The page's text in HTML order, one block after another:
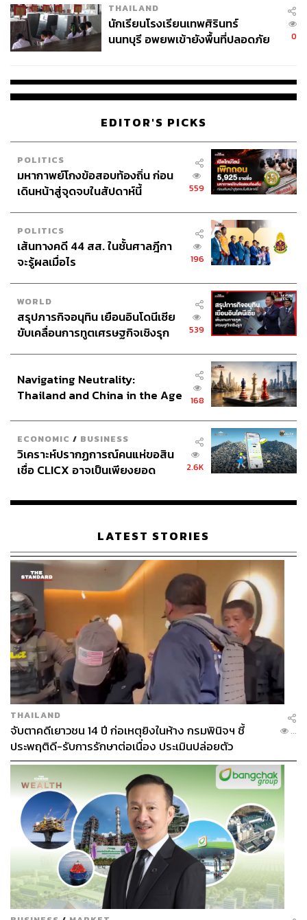
จ่ายหนี้-แอบระบุแบรนด์
THAILAND
นักเรียนโรงเรียนเทพศิรินทร์
นนทบุรี อพยพเข้ายังพื้นที่ปลอดภัย
0
EDITOR'S PICKS
POLITICS
มหากาพย์โกงข้อสอบท้องถิ่น ก่อน
เดินหน้าสู่จุดจบในสัปดาห์นี้
559
POLITICS
เส้นทางคดี 44 สส. ในชั้นศาลฎีกา
จะรู้ผลเมื่อไร
196
WORLD
สรุปภารกิจอนุทิน เยือนอินโดนีเซีย
ขับเคลื่อนการทูตเศรษฐกิจเชิงรุก
539
Navigating Neutrality:
Thailand and China in the Age
168
ECONOMIC / BUSINESS
วิเคราะห์ปรากฏการณ์คนแห่ขอสิน
เชื่อ CLICX อาจเป็นเพียงยอด
เรือนไทยที่ถูกซุกไว้
2.6K
LATEST STORIES
THAILAND
จับตาคดีเยาวชน 14 ปี ก่อเหตุยิงในห้าง กรมพินิจฯ ชี้
ประพฤติดี-รับการรักษาต่อเนื่อง ประเมินปล่อยตัว
...